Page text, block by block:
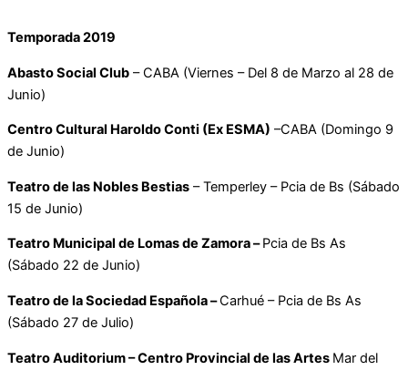
Temporada 2019
Abasto Social Club – CABA (Viernes – Del 8 de Marzo al 28 de
Junio)
Centro Cultural Haroldo Conti (Ex ESMA) –CABA (Domingo 9
de Junio)
Teatro de las Nobles Bestias – Temperley – Pcia de Bs (Sábado
15 de Junio)
Teatro Municipal de Lomas de Zamora –Pcia de Bs As
(Sábado 22 de Junio)
Teatro de la Sociedad Española –Carhué – Pcia de Bs As
(Sábado 27 de Julio)
Teatro Auditorium – Centro Provincial de las Artes Mar del